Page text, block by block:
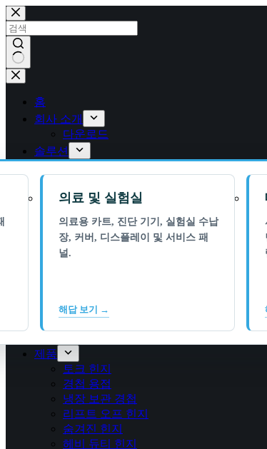
콘
텐
츠
로
건
너
결
홈
회사 소개
다운로드
솔루션
의료 및 실험실
의료용 카트, 진단 기기, 실험실 수납
장, 커버, 디스플레이 및 서비스 패
널.
해답 보기 →
제품
토크 힌지
경첩 용접
냉장 보관 경첩
리프트 오프 힌지
숨겨진 힌지
헤비 듀티 힌지